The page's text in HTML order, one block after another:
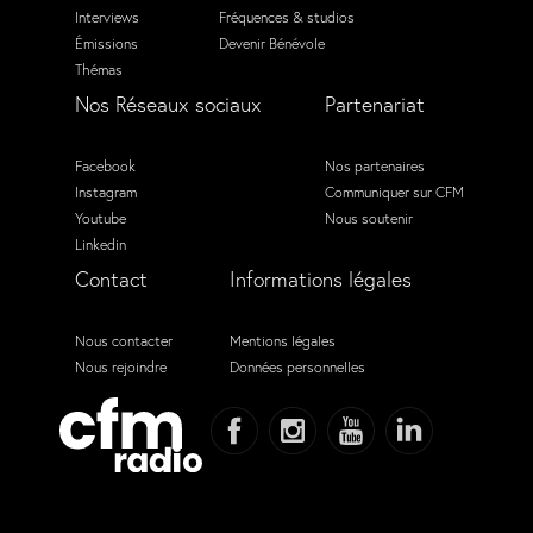
Interviews
Émissions
Thémas
Fréquences & studios
Devenir Bénévole
Nos Réseaux sociaux
Facebook
Instagram
Youtube
Linkedin
Partenariat
Nos partenaires
Communiquer sur CFM
Nous soutenir
Contact
Nous contacter
Nous rejoindre
Informations légales
Mentions légales
Données personnelles